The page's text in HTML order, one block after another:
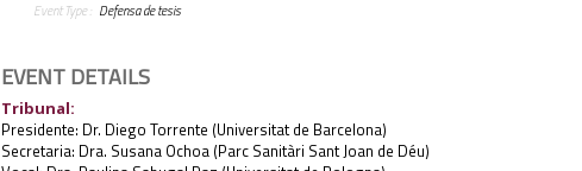
Event Type :
Defensa de tesis
EVENT DETAILS
Tribunal:
Presidente: Dr. Diego Torrente (Universitat de Barcelona)
Secretaria: Dra. Susana Ochoa (Parc Sanitàri Sant Joan de Déu)